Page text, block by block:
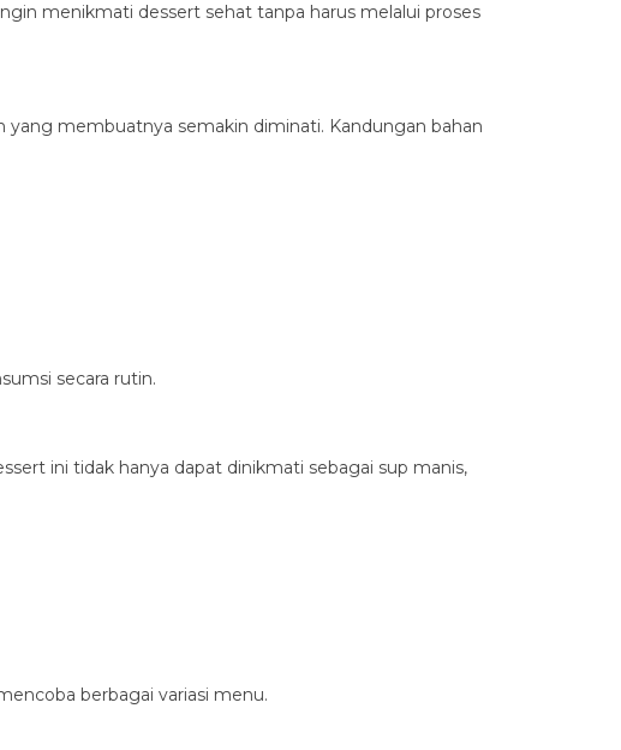
menikmati dessert sehat tanpa harus melalui proses
yang membuatnya semakin diminati. Kandungan bahan
secara rutin.
ini tidak hanya dapat dinikmati sebagai sup manis,
berbagai variasi menu.